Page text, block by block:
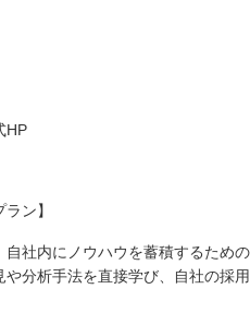
HP
ン】
自社内にノウハウを蓄積するための
分析手法を直接学び、自社の採用